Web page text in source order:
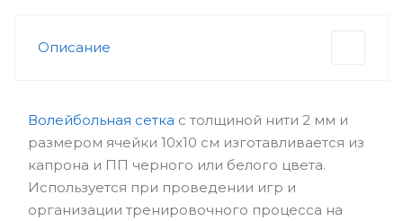
Описание
Волейбольная сетка с толщиной нити 2 мм и
размером ячейки 10х10 см изготавливается из
капрона и ПП черного или белого цвета.
Используется при проведении игр и
организации тренировочного процесса на